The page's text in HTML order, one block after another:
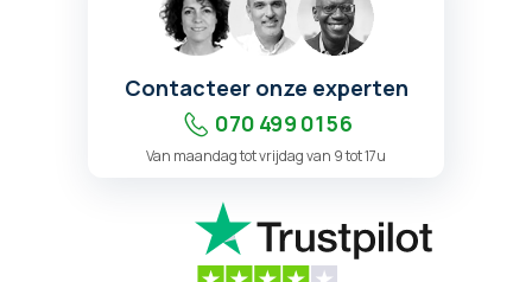
Contacteer onze experten
070 499 01 56
Van maandag tot vrijdag van 9 tot 17u